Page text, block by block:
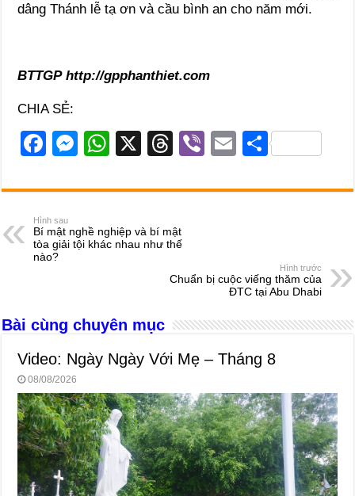
dâng Thánh lễ tạ ơn và cầu bình an cho năm mới.
BTTGP http://gpphanthiet.com
CHIA SẺ:
F
c
e
b
o
k
M
ss
e
n
W
at
A
X
T
e
d
s
Vi
er
E
ail
S
ar
Hình sau
Bí mật nghề nghiệp và bí mật
tòa giải tội khác nhau như thế
nào?
Hình trước
Chuẩn bị cuộc viếng thăm của
ĐTC tại Abu Dhabi
Bài cùng chuyên mục
Video: Ngày Ngày Với Mẹ – Tháng 8
08/08/2026